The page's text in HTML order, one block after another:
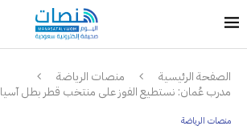
الصفحة الرئيسية
منصات الرياضة
مدرب عُمان: نستطيع الفوز على منتخب قطر بطل آسيا
منصات الرياضة